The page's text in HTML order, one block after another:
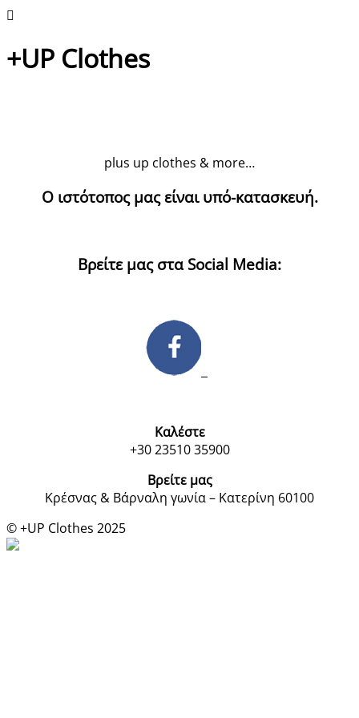
+UP Clothes
plus up clothes & more…
Ο ιστότοπος μας είναι υπό-κατασκευή.
Βρείτε μας στα Social Media:
Καλέστε
+30 23510 35900
Βρείτε μας
Κρέσνας & Βάρναλη γωνία – Κατερίνη 60100
© +UP Clothes 2025